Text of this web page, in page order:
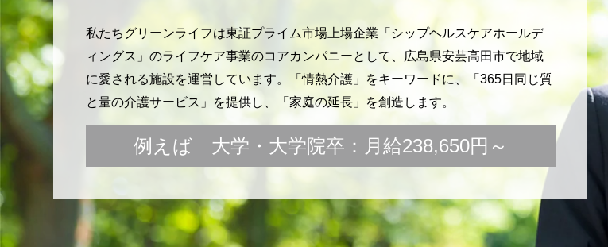
私たちグリーンライフは東証プライム市場上場企業「シップヘルスケアホールデ
ィングス」のライフケア事業のコアカンパニーとして、広島県安芸高田市で地域
に愛される施設を運営しています。「情熱介護」をキーワードに、「365日同じ質
と量の介護サービス」を提供し、「家庭の延長」を創造します。
例えば 大学・大学院卒：月給238,650円～